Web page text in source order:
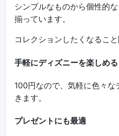
シンプルなものから個性的
揃っています。
コレクションしたくなること
手軽にディズニーを楽しめる
100円なので、気軽に色々
きます。
プレゼントにも最適